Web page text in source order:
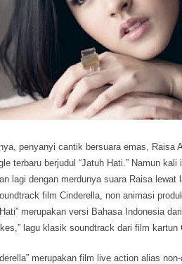
penyanyi cantik bersuara emas, Raisa
terbaru berjudul “Jatuh Hati.” Namun kali
lagi dengan merdunya suara Raisa lewat
film Cinderella, non animasi
merupakan versi Bahasa Indonesia
lagu klasik soundtrack dari film kartun
merupakan film live action alias